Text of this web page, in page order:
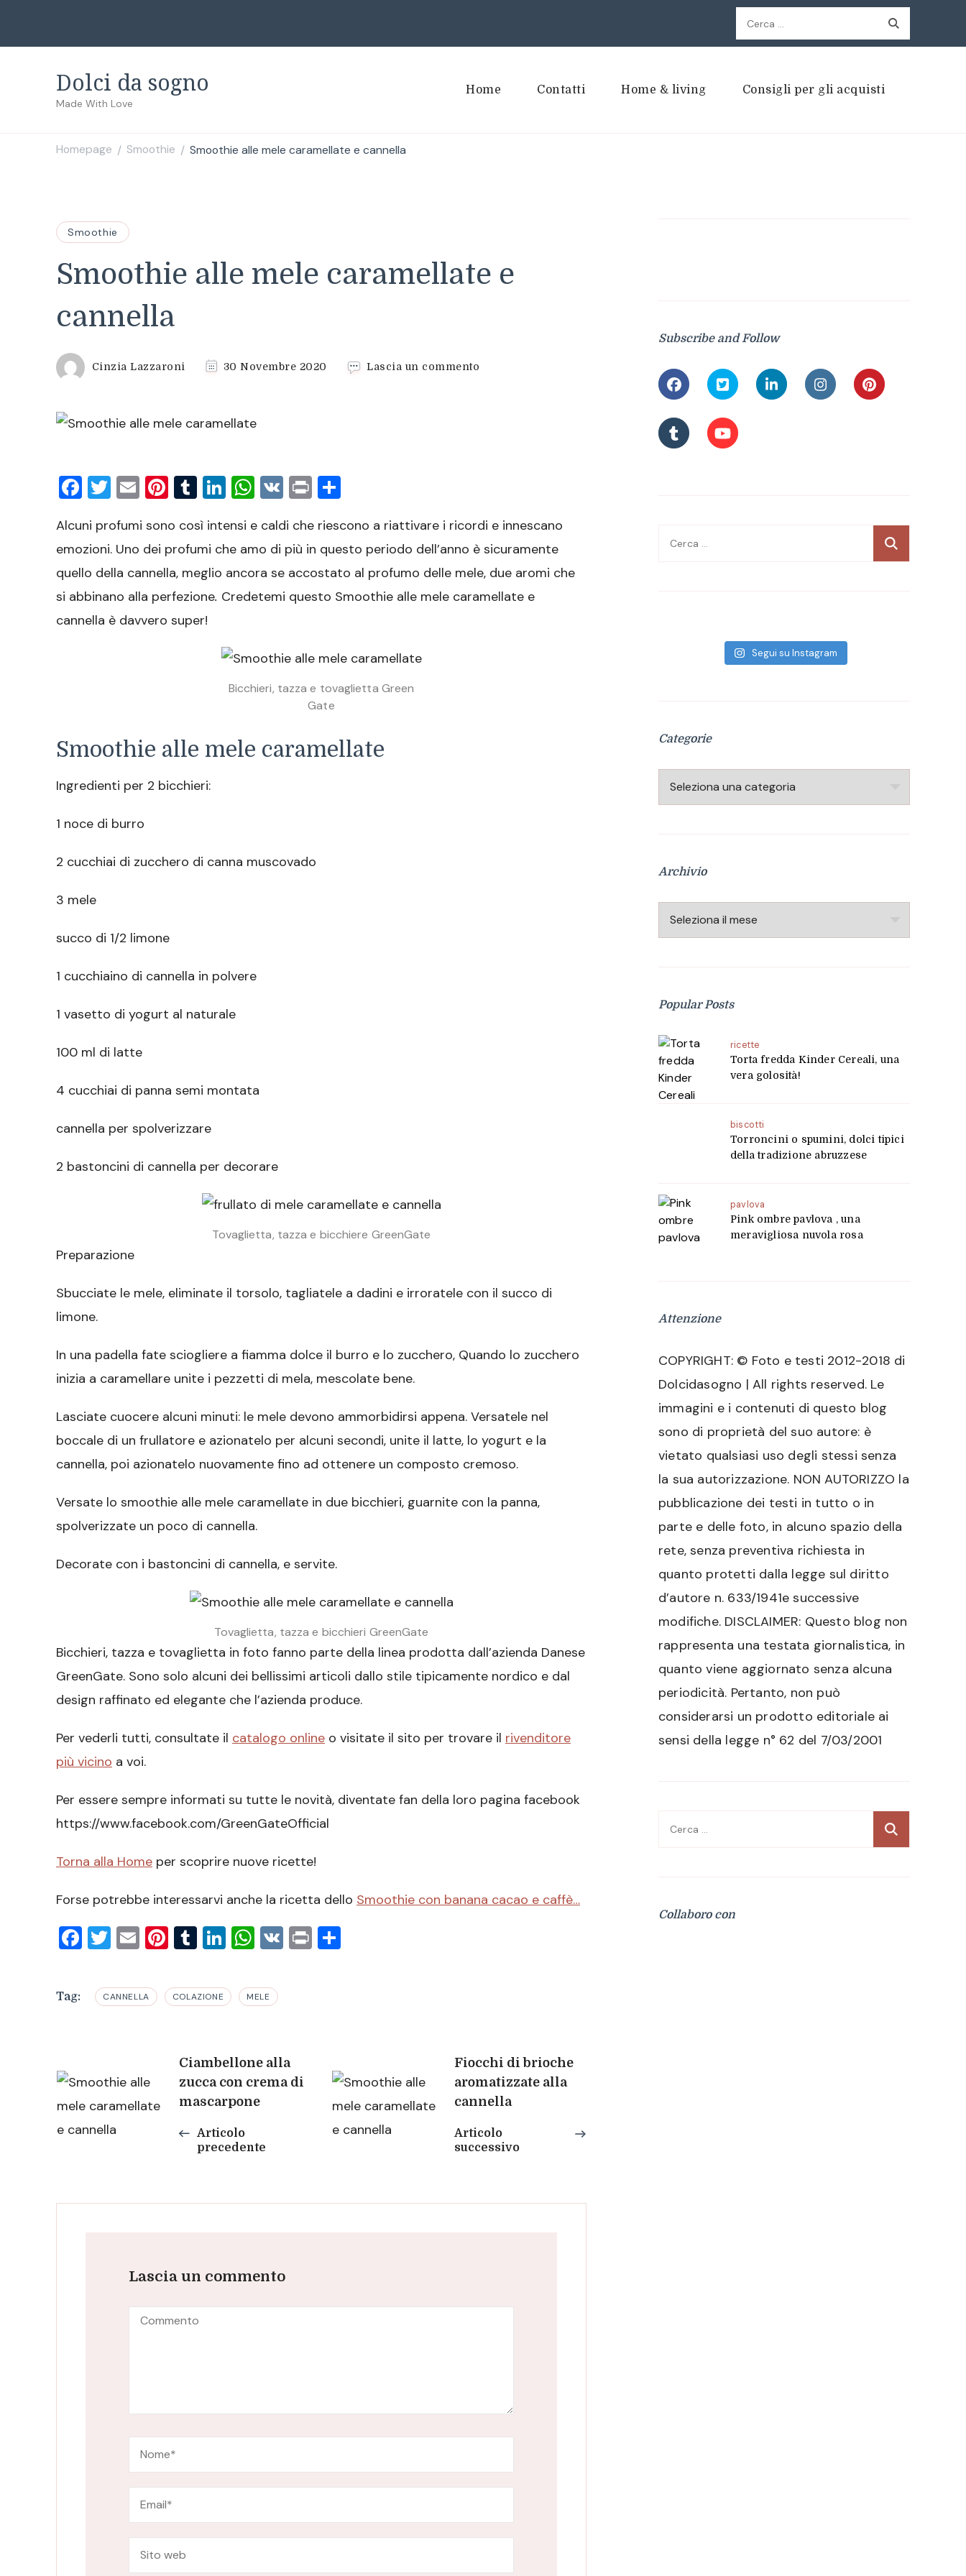
Ricerca
per:
Dolci da sogno
Made With Love
Home Contatti Home & living Consigli per gli acquisti
Homepage / Smoothie / Smoothie alle mele caramellate e cannella
Smoothie
Smoothie alle mele caramellate e
cannella
Cinzia Lazzaroni 30 Novembre 2020 Lascia un commento
Facebook
Twitter
EmailPinterest
Tumblr
LinkedIn
WhatsApp
VK Print
Alcuni profumi sono così intensi e caldi che riescono a riattivare i ricordi e innescano
emozioni. Uno dei profumi che amo di più in questo periodo dell’anno è sicuramente
quello della cannella, meglio ancora se accostato al profumo delle mele, due aromi che
si abbinano alla perfezione. Credetemi questo Smoothie alle mele caramellate e
cannella è davvero super!
Bicchieri, tazza e tovaglietta Green
Gate
Smoothie alle mele caramellate
Ingredienti per 2 bicchieri:
1 noce di burro
2 cucchiai di zucchero di canna muscovado
3 mele
succo di 1/2 limone
1 cucchiaino di cannella in polvere
1 vasetto di yogurt al naturale
100 ml di latte
4 cucchiai di panna semi montata
cannella per spolverizzare
2 bastoncini di cannella per decorare
Tovaglietta, tazza e bicchiere GreenGate
Preparazione
Sbucciate le mele, eliminate il torsolo, tagliatele a dadini e irroratele con il succo di
limone.
In una padella fate sciogliere a fiamma dolce il burro e lo zucchero, Quando lo zucchero
inizia a caramellare unite i pezzetti di mela, mescolate bene.
Lasciate cuocere alcuni minuti: le mele devono ammorbidirsi appena. Versatele nel
boccale di un frullatore e azionatelo per alcuni secondi, unite il latte, lo yogurt e la
cannella, poi azionatelo nuovamente fino ad ottenere un composto cremoso.
Versate lo smoothie alle mele caramellate in due bicchieri, guarnite con la panna,
spolverizzate un poco di cannella.
Decorate con i bastoncini di cannella, e servite.
Tovaglietta, tazza e bicchieri GreenGate
Bicchieri, tazza e tovaglietta in foto fanno parte della linea prodotta dall’azienda Danese
GreenGate. Sono solo alcuni dei bellissimi articoli dallo stile tipicamente nordico e dal
design raffinato ed elegante che l’azienda produce.
Per vederli tutti, consultate il catalogo online o visitate il sito per trovare il rivenditore
più vicino a voi.
Per essere sempre informati su tutte le novità, diventate fan della loro pagina facebook
https://www.facebook.com/GreenGateOfficial
Torna alla Home per scoprire nuove ricette!
Forse potrebbe interessarvi anche la ricetta dello Smoothie con banana cacao e caffè…
Facebook
Twitter
EmailPinterest
Tumblr
LinkedIn
WhatsApp
VK Print
Tag: CANNELLA COLAZIONE MELE
Navigazione
articoli
Ciambellone alla
zucca con crema di
mascarpone
Articolo
precedente
Fiocchi di brioche
aromatizzate alla
cannella
Articolo
successivo
Lascia un commento
Subscribe and Follow
Ricerca
Segui su Instagram
Categorie
Categorie
Archivio
Archivio
Popular Posts
ricette
Torta fredda Kinder Cereali, una
vera golosità!
biscotti
Torroncini o spumini, dolci tipici
della tradizione abruzzese
pavlova
Pink ombre pavlova , una
meravigliosa nuvola rosa
Attenzione
COPYRIGHT: © Foto e testi 2012-2018 di
Dolcidasogno | All rights reserved. Le
immagini e i contenuti di questo blog
sono di proprietà del suo autore: è
vietato qualsiasi uso degli stessi senza
la sua autorizzazione. NON AUTORIZZO la
pubblicazione dei testi in tutto o in
parte e delle foto, in alcuno spazio della
rete, senza preventiva richiesta in
quanto protetti dalla legge sul diritto
d’autore n. 633/1941e successive
modifiche. DISCLAIMER: Questo blog non
rappresenta una testata giornalistica, in
quanto viene aggiornato senza alcuna
periodicità. Pertanto, non può
considerarsi un prodotto editoriale ai
sensi della legge n° 62 del 7/03/2001
Ricerca
Collaboro con